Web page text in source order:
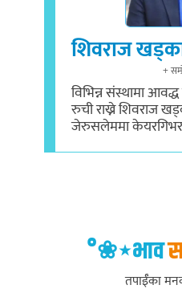
शिवराज
+
विभिन्न संस्थामा
रुची राख्ने शिवराज
जेरुसलेममा
°❀⋆भाव
तपाईँका